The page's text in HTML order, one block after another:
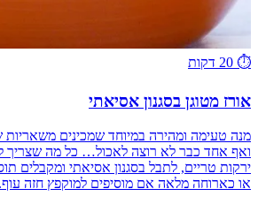
⏱️ 20 דקות
אורז מטוגן בסגנון אסיאתי
מנה טעימה ומהירה במיוחד שמכינים משאריות
ואף אחד כבר לא רוצה לאכול… כל מה שצריך
ירקות טריים, לתבל בסגנון אסיאתי ומקבלים
או כארוחה מלאה אם מוסיפים למוקפץ חזה עוף.